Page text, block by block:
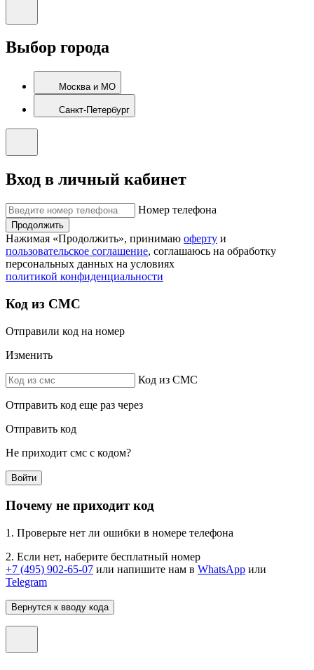
Выбор города
Москва и МО
Санкт-Петербург
Вход в личный кабинет
Номер телефона
Продолжить
Нажимая «Продолжить», принимаю оферту и
пользовательское соглашение, соглашаюсь на обработку
персональных данных на условиях
политикой конфиденциальности
Код из СМС
Отправили код на номер
Изменить
Код из СМС
Отправить код еще раз через
Отправить код
Не приходит смс с кодом?
Войти
Почему не приходит код
1. Проверьте нет ли ошибки в номере телефона
2. Если нет, наберите бесплатный номер
+7 (495) 902-65-07 или напишите нам в WhatsApp или
Telegram
Вернутся к вводу кода